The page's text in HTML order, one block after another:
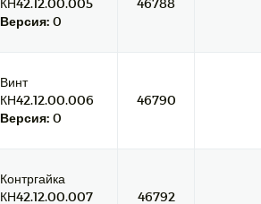
Версия: 0
Винт
КН42.12.00.006
Версия: 0
46790
Контргайка
КН42.12.00.007
46792